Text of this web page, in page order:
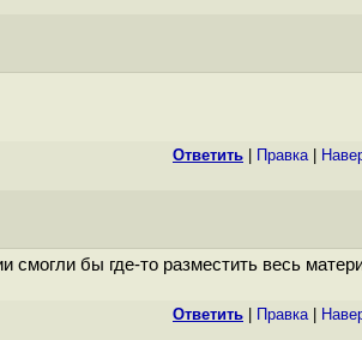
Ответить Правка|
бы где-то разместить весь
Ответить Правка|